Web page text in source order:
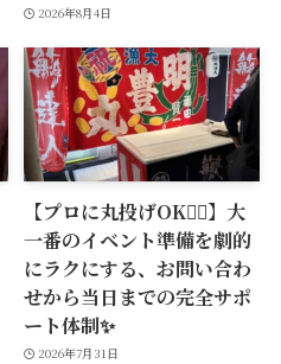
2026年8月4日
【プロに丸投げOK🙆‍♂️】大
一番のイベント準備を劇的
にラクにする、お問い合わ
せから当日までの完全サポ
ート体制✨
2026年7月31日